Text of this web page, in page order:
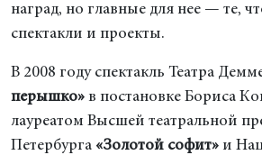
наград, но главные для нее — те,
спектакли и проекты.
В 2008 году спектакль Театра
перышко» в постановке Бориса
лауреатом Высшей театральной
Петербурга «Золотой софит» и